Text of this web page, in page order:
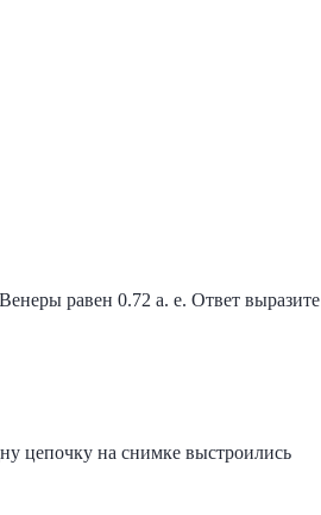
равен 0.72 а. е. Ответ выразите
цепочку на снимке выстроились